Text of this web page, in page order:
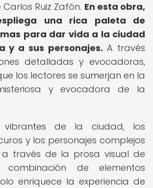
Ruiz Zafón. En esta obra,
una rica paleta de
para dar vida a la ciudad
y a sus personajes. A través
detalladas y evocadoras,
los lectores se sumerjan en la
y evocadora de la
vibrantes de la ciudad, los
y los personajes complejos
través de la prosa visual de
combinación de elementos
enriquece la experiencia de